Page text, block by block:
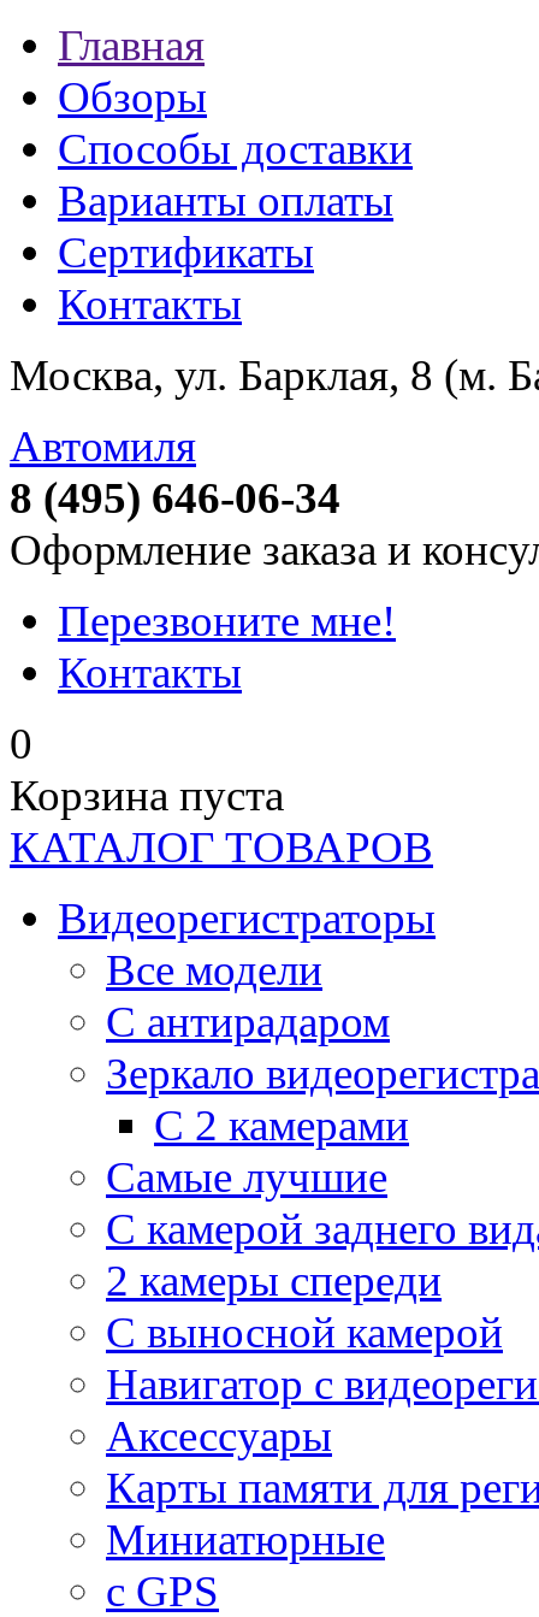
Главная
Обзоры
Способы доставки
Варианты оплаты
Сертификаты
Контакты
Москва, ул. Барклая, 8 (м.
Автомиля
8 (495) 646-06-34
Оформление заказа и
Перезвоните мне!
Контакты
0
Корзина пуста
КАТАЛОГ ТОВАРОВ
Видеорегистраторы
Все модели
C антирадаром
Зеркало
С 2 камерами
Самые лучшие
С камерой заднего
2 камеры спереди
С выносной камерой
Навигатор с
Аксессуары
Карты памяти для
Миниатюрные
с GPS